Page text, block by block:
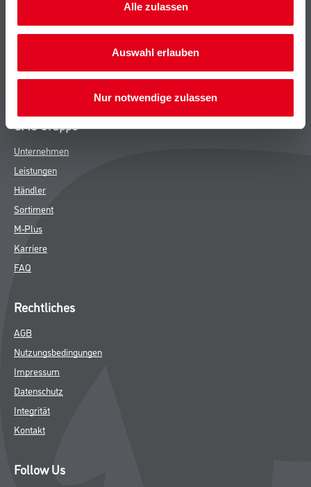
Alle zulassen
Auswahl erlauben
Nur notwendige zulassen
Putze- und Spachtelmassen
Bodenbeläge
CMS Gruppe
Unternehmen
Leistungen
Händler
Sortiment
M-Plus
Karriere
FAQ
Rechtliches
AGB
Nutzungsbedingungen
Impressum
Datenschutz
Integrität
Kontakt
Follow Us